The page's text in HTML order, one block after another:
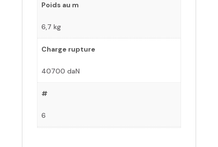
Poids au m
6,7 kg
Charge rupture
40700 daN
#
6